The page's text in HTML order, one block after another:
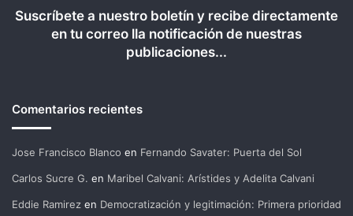
Suscríbete a nuestro boletín y recibe directamente
en tu correo lla notificación de nuestras
publicaciones...
Comentarios recientes
Jose Francisco Blanco en Fernando Savater: Puerta del Sol
Carlos Sucre G. en Maribel Calvani: Arístides y Adelita Calvani
Eddie Ramirez en Democratización y legitimación: Primera prioridad